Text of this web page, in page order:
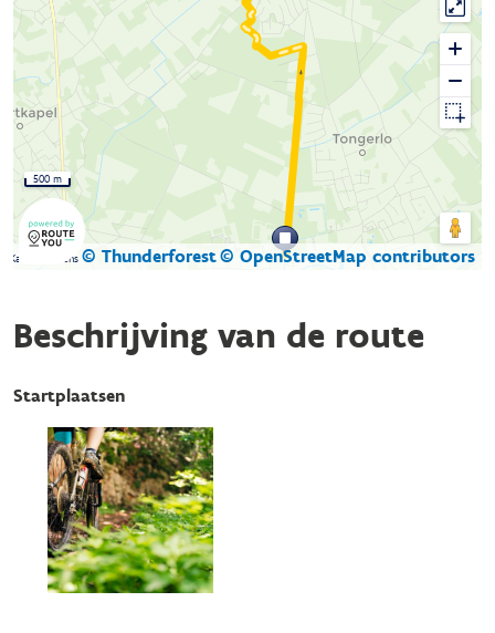
Kaartgegevens © Thunderforest© OpenStreetMap contributors
500 m
Beschrijving van de route
Startplaatsen